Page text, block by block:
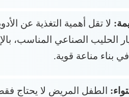
لا تقل أهمية التغذية عن
الحليب الصناعي المناسب،
بناء مناعة قوية.
الطفل المريض لا يحتاج